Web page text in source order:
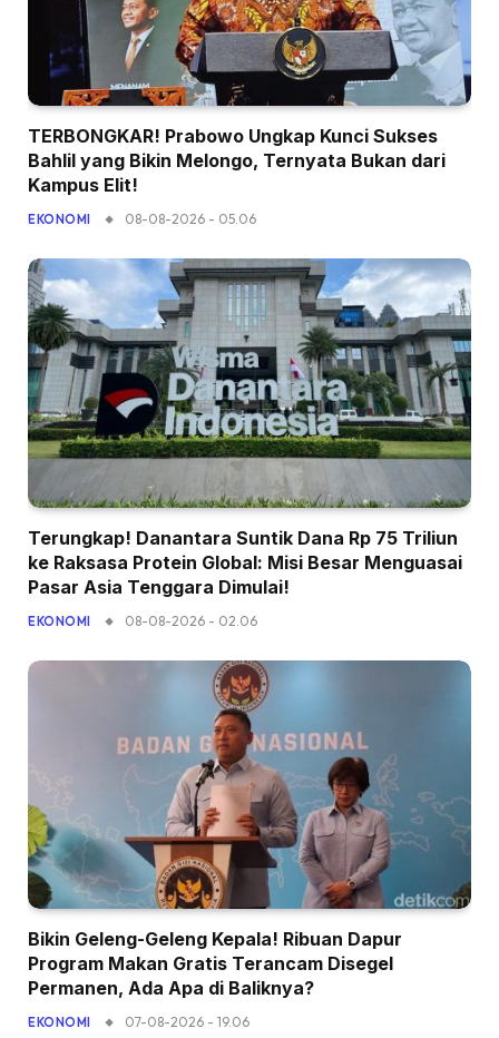
TERBONGKAR! Prabowo Ungkap Kunci Sukses
Bahlil yang Bikin Melongo, Ternyata Bukan dari
Kampus Elit!
EKONOMI 08-08-2026 - 05.06
Terungkap! Danantara Suntik Dana Rp 75 Triliun
ke Raksasa Protein Global: Misi Besar Menguasai
Pasar Asia Tenggara Dimulai!
EKONOMI 08-08-2026 - 02.06
Bikin Geleng-Geleng Kepala! Ribuan Dapur
Program Makan Gratis Terancam Disegel
Permanen, Ada Apa di Baliknya?
EKONOMI 07-08-2026 - 19.06